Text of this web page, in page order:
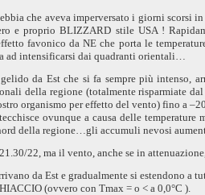
che aveva imperversato i giorni scorsi
e proprio BLIZZARD stile USA !
favonico da NE che porta le
intensificarsi dai quadranti orientali…
da Est che si fa sempre più intenso,
della regione (totalmente risparmiate
organismo per effetto del vento) fino a
ovunque a causa delle
della regione…gli accumuli nevosi
22, ma il vento, anche se in
da Est e gradualmente si estendono a
(ovvero con Tmax = o < a0,0°C ).